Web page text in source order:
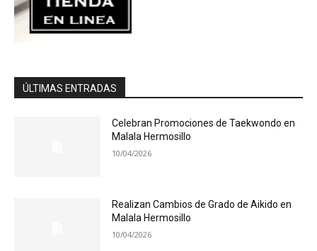
ÚLTIMAS ENTRADAS
Celebran Promociones de Taekwondo en
Malala Hermosillo
10/04/2026
Realizan Cambios de Grado de Aikido en
Malala Hermosillo
10/04/2026